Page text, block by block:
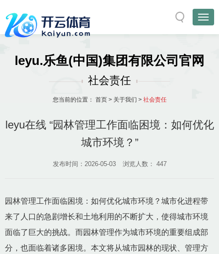
leyu.乐鱼(中国)集团有限公司官网
社会责任
您当前的位置： 首页> 关于我们 > 社会责任
leyu在线 “园林管理工作面临困境：如何优化
城市环境？”
发布时间：2026-05-03 浏览人数： 447
园林管理工作面临困境：如何优化城市环境？城市化进程带
来了人口的急剧增长和土地利用的不断扩大，使得城市环境
面临了巨大的挑战。而园林管理作为城市环境的重要组成部
分，也面临着诸多困境。本文将从城市园林的现状、管理方